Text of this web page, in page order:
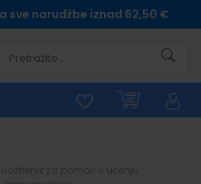
sve narudžbe iznad 62,50 €